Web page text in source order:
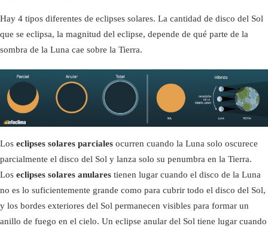
Hay 4 tipos diferentes de eclipses solares. La cantidad de disco del Sol
que se eclipsa, la magnitud del eclipse, depende de qué parte de la
sombra de la Luna cae sobre la Tierra.
Los eclipses solares parciales ocurren cuando la Luna solo oscurece
parcialmente el disco del Sol y lanza solo su penumbra en la Tierra.
Los eclipses solares anulares tienen lugar cuando el disco de la Luna
no es lo suficientemente grande como para cubrir todo el disco del Sol,
y los bordes exteriores del Sol permanecen visibles para formar un
anillo de fuego en el cielo. Un eclipse anular del Sol tiene lugar cuando